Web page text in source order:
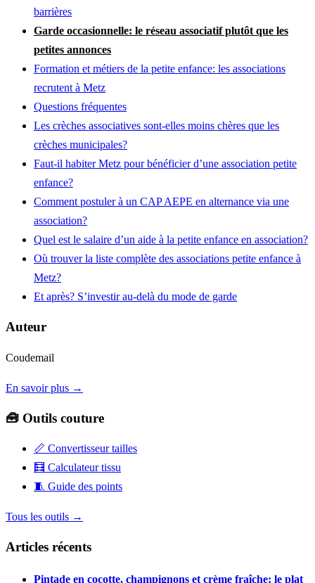
barrières
Garde occasionnelle: le réseau associatif plutôt que les
petites annonces
Formation et métiers de la petite enfance: les associations
recrutent à Metz
Questions fréquentes
Les crèches associatives sont-elles moins chères que les
crèches municipales?
Faut-il habiter Metz pour bénéficier d’une association petite
enfance?
Comment postuler à un CAP AEPE en alternance via une
association?
Quel est le salaire d’un aide à la petite enfance en association?
Où trouver la liste complète des associations petite enfance à
Metz?
Et après? S’investir au-delà du mode de garde
Auteur
Coudemail
En savoir plus →
🧰 Outils couture
📏 Convertisseur tailles
🧮 Calculateur tissu
🧵 Guide des points
Tous les outils →
Articles récents
Pintade en cocotte, champignons et crème fraîche: le plat